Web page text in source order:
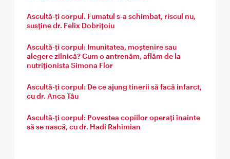
Ascultă-ți corpul. Fumatul s-a schimbat, riscul nu,
susține dr. Felix Dobrițoiu
Ascultă-ți corpul: Imunitatea, moștenire sau
alegere zilnică? Cum o antrenăm, aflăm de la
nutriționista Simona Flor
Ascultă-ți corpul: De ce ajung tinerii să facă infarct,
cu dr. Anca Tâu
Ascultă-ți corpul: Povestea copiilor operați înainte
să se nască, cu dr. Hadi Rahimian